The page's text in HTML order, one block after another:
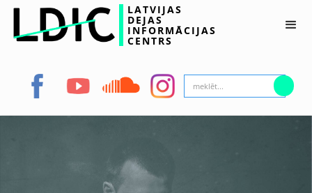
LATVIJAS
DEJAS
INFORMĀCIJAS
CENTRS